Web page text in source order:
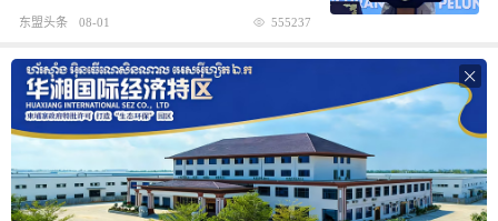
东盟头条 08-01 555237
